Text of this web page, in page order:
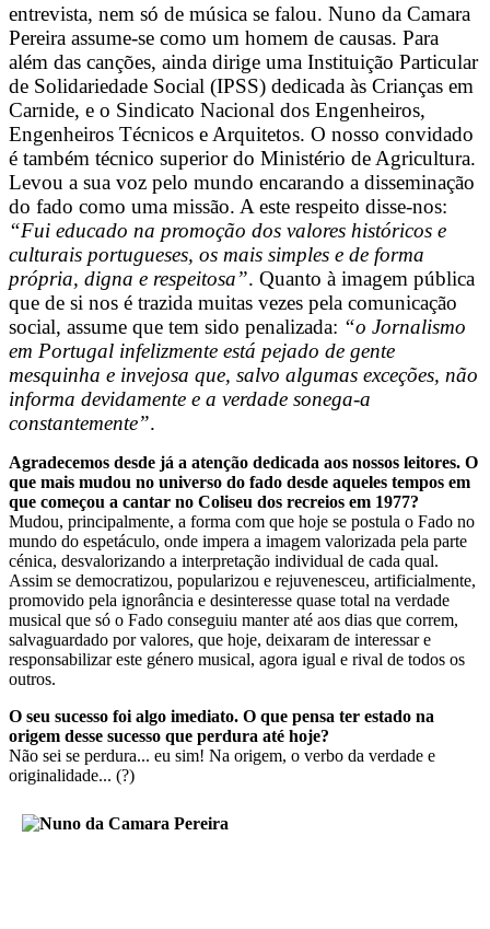
entrevista, nem só de música se falou. Nuno da Camara
Pereira assume-se como um homem de causas. Para
além das canções, ainda dirige uma Instituição Particular
de Solidariedade Social (IPSS) dedicada às Crianças em
Carnide, e o Sindicato Nacional dos Engenheiros,
Engenheiros Técnicos e Arquitetos. O nosso convidado
é também técnico superior do Ministério de Agricultura.
Levou a sua voz pelo mundo encarando a disseminação
do fado como uma missão. A este respeito disse-nos:
“Fui educado na promoção dos valores históricos e
culturais portugueses, os mais simples e de forma
própria, digna e respeitosa”. Quanto à imagem pública
que de si nos é trazida muitas vezes pela comunicação
social, assume que tem sido penalizada: “o Jornalismo
em Portugal infelizmente está pejado de gente
mesquinha e invejosa que, salvo algumas exceções, não
informa devidamente e a verdade sonega-a
constantemente”.
Agradecemos desde já a atenção dedicada aos nossos leitores. O
que mais mudou no universo do fado desde aqueles tempos em
que começou a cantar no Coliseu dos recreios em 1977?
Mudou, principalmente, a forma com que hoje se postula o Fado no
mundo do espetáculo, onde impera a imagem valorizada pela parte
cénica, desvalorizando a interpretação individual de cada qual.
Assim se democratizou, popularizou e rejuvenesceu, artificialmente,
promovido pela ignorância e desinteresse quase total na verdade
musical que só o Fado conseguiu manter até aos dias que correm,
salvaguardado por valores, que hoje, deixaram de interessar e
responsabilizar este género musical, agora igual e rival de todos os
outros.
O seu sucesso foi algo imediato. O que pensa ter estado na
origem desse sucesso que perdura até hoje?
Não sei se perdura... eu sim! Na origem, o verbo da verdade e
originalidade... (?)